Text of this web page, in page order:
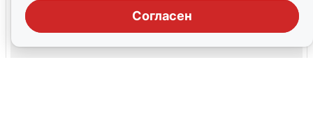
Согласен